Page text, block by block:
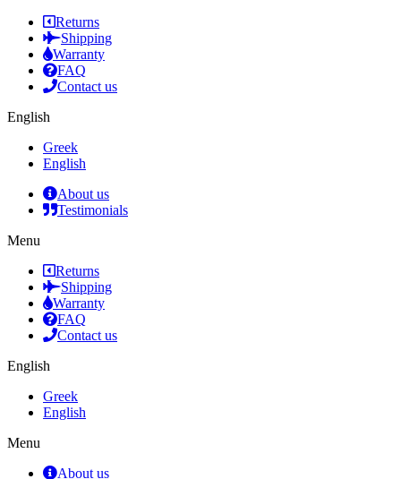
Returns
Shipping
Warranty
FAQ
Contact us
English
Greek
English
About us
Testimonials
Menu
Returns
Shipping
Warranty
FAQ
Contact us
English
Greek
English
Menu
About us